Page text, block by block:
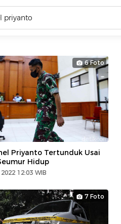
yang dicari
6 Foto
Priyanto Tertunduk Usai
Hidup
12:03 WIB
7 Foto